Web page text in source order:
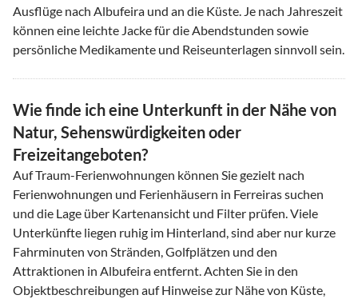
Ausflüge nach Albufeira und an die Küste. Je nach Jahreszeit
können eine leichte Jacke für die Abendstunden sowie
persönliche Medikamente und Reiseunterlagen sinnvoll sein.
Wie finde ich eine Unterkunft in der Nähe von
Natur, Sehenswürdigkeiten oder
Freizeitangeboten?
Auf Traum-Ferienwohnungen können Sie gezielt nach
Ferienwohnungen und Ferienhäusern in Ferreiras suchen
und die Lage über Kartenansicht und Filter prüfen. Viele
Unterkünfte liegen ruhig im Hinterland, sind aber nur kurze
Fahrminuten von Stränden, Golfplätzen und den
Attraktionen in Albufeira entfernt. Achten Sie in den
Objektbeschreibungen auf Hinweise zur Nähe von Küste,